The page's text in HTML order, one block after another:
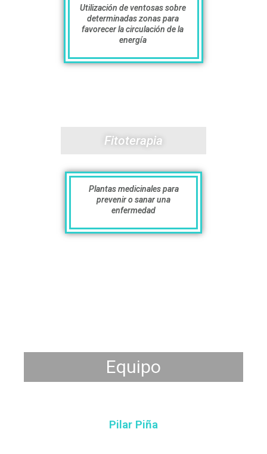
Utilización de ventosas sobre
determinadas zonas para
favorecer la circulación de la
energía
Fitoterapia
Plantas medicinales para
prevenir o sanar una
enfermedad
Equipo
Pilar Piña